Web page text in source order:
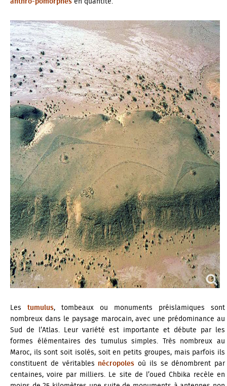
Les tumulus, tombeaux ou monuments préislamiques sont
nombreux dans le paysage marocain, avec une prédominance au
Sud de l’Atlas. Leur variété est importante et débute par les
formes élémentaires des tumulus simples. Très nombreux au
Maroc, ils sont soit isolés, soit en petits groupes, mais parfois ils
constituent de véritables nécropoles où ils se dénombrent par
centaines, voire par milliers. Le site de l’oued Chbika recèle en